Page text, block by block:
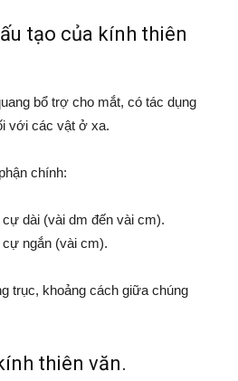
tạo của kính thiên
bổ trợ cho mắt, có tác dụng
với các vật ở xa.
chính:
dài (vài dm đến vài cm).
ngắn (vài cm).
trục, khoảng cách giữa chúng
thiên văn.